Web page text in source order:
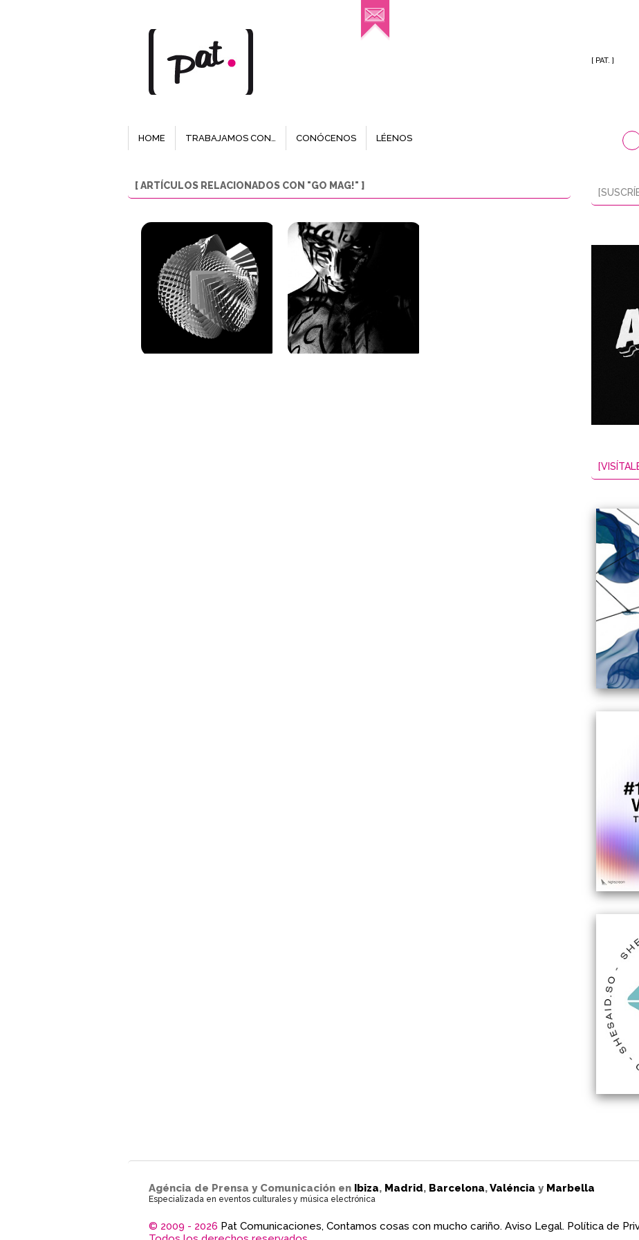
[ PAT. ]
HOME TRABAJAMOS CON… CONÓCENOS LÉENOS
[ ARTÍCULOS RELACIONADOS CON "GO MAG!" ]
Agéncia de Prensa y Comunicación en Ibiza, Madrid, Barcelona,Valéncia y Marbella
Especializada en eventos culturales y música electrónica
© 2009 - 2026 Pat Comunicaciones, Contamos cosas con mucho cariño. Aviso Legal. Política de